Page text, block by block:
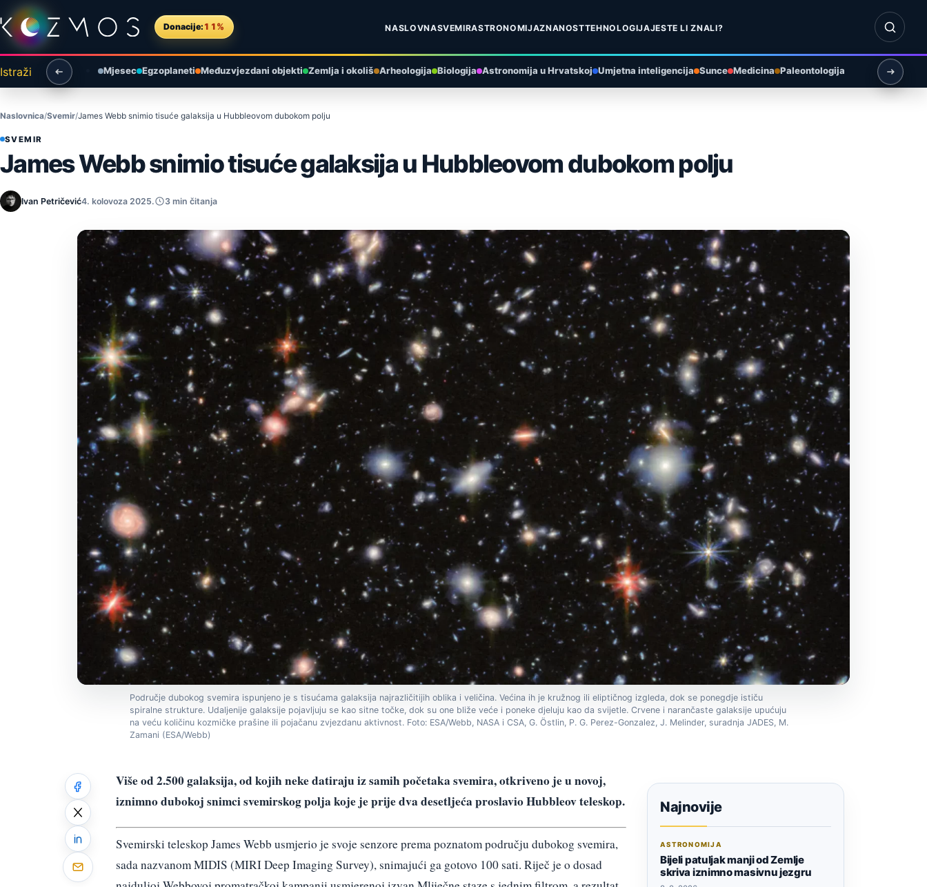
Preskoči na sadržaj
Donacije: 11% NASLOVNASVEMIRASTRONOMIJAZNANOSTTEHNOLOGIJAJESTE LI ZNALI?
Otvori
Istraži Mjesec Egzoplaneti Međuzvjezdani objekti Zemlja i okoliš Arheologija Biologija Astronomija u Hrvatskoj Umjetna inteligencija Sunce Medicina Paleontologija
Naslovnica Svemir James Webb snimio tisuće galaksija u Hubbleovom dubokom polju
SVEMIR
James Webb snimio tisuće galaksija u Hubbleovom dubokom polju
Ivan Petričević4. kolovoza 2025. 3 min čitanja
Područje dubokog svemira ispunjeno je s tisućama galaksija najrazličitijih oblika i veličina. Većina ih je kružnog ili eliptičnog izgleda, dok se ponegdje ističu
spiralne strukture. Udaljenije galaksije pojavljuju se kao sitne točke, dok su one bliže veće i poneke djeluju kao da svijetle. Crvene i narančaste galaksije upućuju
na veću količinu kozmičke prašine ili pojačanu zvjezdanu aktivnost. Foto: ESA/Webb, NASA i CSA, G. Östlin, P. G. Perez-Gonzalez, J. Melinder, suradnja JADES, M.
Zamani (ESA/Webb)
Više od 2.500 galaksija, od kojih neke datiraju iz samih početaka svemira, otkriveno je u novoj,
iznimno dubokoj snimci svemirskog polja koje je prije dva desetljeća proslavio Hubbleov teleskop.
Svemirski teleskop James Webb usmjerio je svoje senzore prema poznatom području dubokog svemira,
sada nazvanom MIDIS (MIRI Deep Imaging Survey), snimajući ga gotovo 100 sati. Riječ je o dosad
Najnovije
ASTRONOMIJA
Bijeli patuljak manji od Zemlje
skriva iznimno masivnu jezgru